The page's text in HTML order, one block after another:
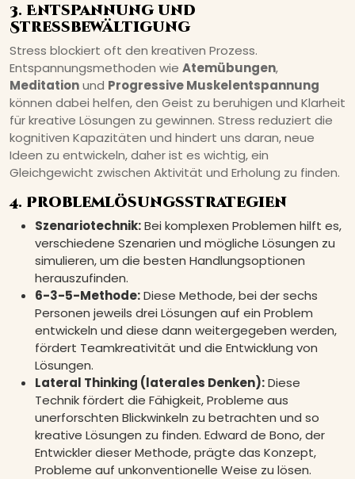
3. Entspannung und
Stressbewältigung
Stress blockiert oft den kreativen Prozess.
Entspannungsmethoden wie Atemübungen,
Meditationund Progressive Muskelentspannung
können dabei helfen, den Geist zu beruhigen und Klarheit
für kreative Lösungen zu gewinnen. Stress reduziert die
kognitiven Kapazitäten und hindert uns daran, neue
Ideen zu entwickeln, daher ist es wichtig, ein
Gleichgewicht zwischen Aktivität und Erholung zu finden.
4. Problemlösungsstrategien
Szenariotechnik:Bei komplexen Problemen hilft es,
verschiedene Szenarien und mögliche Lösungen zu
simulieren, um die besten Handlungsoptionen
herauszufinden.
6-3-5-Methode:Diese Methode, bei der sechs
Personen jeweils drei Lösungen auf ein Problem
entwickeln und diese dann weitergegeben werden,
fördert Teamkreativität und die Entwicklung von
Lösungen.
Lateral Thinking (laterales Denken):Diese
Technik fördert die Fähigkeit, Probleme aus
unerforschten Blickwinkeln zu betrachten und so
kreative Lösungen zu finden. Edward de Bono, der
Entwickler dieser Methode, prägte das Konzept,
Probleme auf unkonventionelle Weise zu lösen.